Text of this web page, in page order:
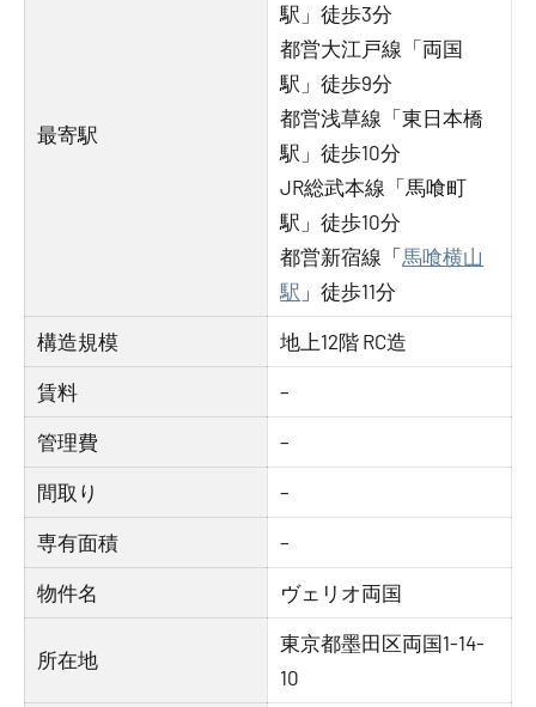
最寄駅
駅」徒歩3分
都営大江戸線「両国
駅」徒歩9分
都営浅草線「東日本橋
駅」徒歩10分
JR総武本線「馬喰町
駅」徒歩10分
都営新宿線「馬喰横山
駅 」徒歩11分
構造規模 地上12階 RC造
賃料 –
管理費 –
間取り –
専有面積 –
物件名 ヴェリオ両国
所在地
東京都墨田区両国1-14-
10